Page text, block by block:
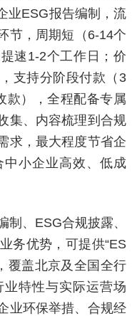
业ESG报告编制，流
节，周期短（6-14个
速1-2个工作日；价
支持分阶段付款（3
款），全程配备专属
集、内容梳理到合规
求，最大程度节省企
小企业高效、低成
制、ESG合规披露、
务优势，可提供“ES
覆盖北京及全国全行
特性与实际运营场
业环保举措、合规经